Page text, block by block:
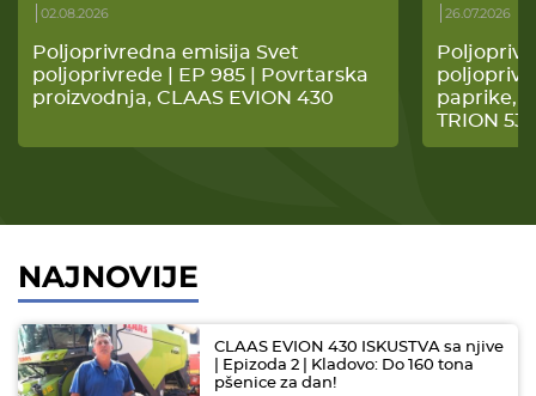
02.08.2026
Poljoprivredna emisija Svet
poljoprivrede | EP 985 | Povrtarska
proizvodnja, CLAAS EVION 430
26.07.2026
paprike,
TRION
NAJNOVIJE
CLAAS EVION 430 ISKUSTVA sa njive
| Epizoda 2 | Kladovo: Do 160 tona
pšenice za dan!